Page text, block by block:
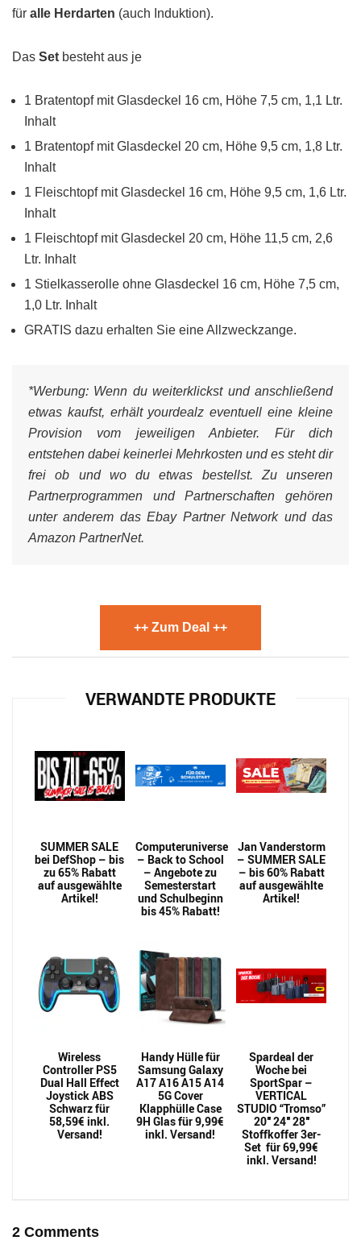
für alle Herdarten (auch Induktion).
Das Set besteht aus je
1 Bratentopf mit Glasdeckel 16 cm, Höhe 7,5 cm, 1,1 Ltr.
Inhalt
1 Bratentopf mit Glasdeckel 20 cm, Höhe 9,5 cm, 1,8 Ltr.
Inhalt
1 Fleischtopf mit Glasdeckel 16 cm, Höhe 9,5 cm, 1,6 Ltr.
Inhalt
1 Fleischtopf mit Glasdeckel 20 cm, Höhe 11,5 cm, 2,6
Ltr. Inhalt
1 Stielkasserolle ohne Glasdeckel 16 cm, Höhe 7,5 cm,
1,0 Ltr. Inhalt
GRATIS dazu erhalten Sie eine Allzweckzange.
*Werbung: Wenn du weiterklickst und anschließend
etwas kaufst, erhält yourdealz eventuell eine kleine
Provision vom jeweiligen Anbieter. Für dich
entstehen dabei keinerlei Mehrkosten und es steht dir
frei ob und wo du etwas bestellst. Zu unseren
Partnerprogrammen und Partnerschaften gehören
unter anderem das Ebay Partner Network und das
Amazon PartnerNet.
++ Zum Deal ++
VERWANDTE PRODUKTE
SUMMER SALE
bei DefShop – bis
zu 65% Rabatt
auf ausgewählte
Artikel!
Computeruniverse
– Back to School
– Angebote zu
Semesterstart
und Schulbeginn
bis 45% Rabatt!
Jan Vanderstorm
– SUMMER SALE
– bis 60% Rabatt
auf ausgewählte
Artikel!
Wireless
Controller PS5
Dual Hall Effect
Joystick ABS
Schwarz für
58,59€ inkl.
Versand!
Handy Hülle für
Samsung Galaxy
A17 A16 A15 A14
5G Cover
Klapphülle Case
9H Glas für 9,99€
inkl. Versand!
Spardeal der
Woche bei
SportSpar –
VERTICAL
STUDIO “Tromso”
20″ 24″ 28″
Stoffkoffer 3er-
Set für 69,99€
inkl. Versand!
2 Comments